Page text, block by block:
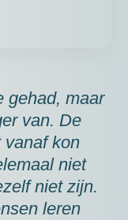
gehad, maar
van. De
vanaf kon
niet
niet zijn.
leren